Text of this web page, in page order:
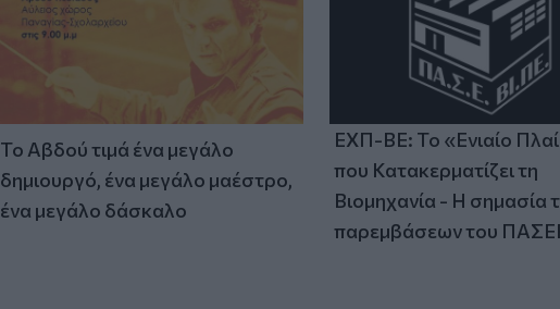
Το Αβδού τιμά ένα μεγάλο
δημιουργό, ένα μεγάλο μαέστρο,
ένα μεγάλο δάσκαλο
ΕΧΠ-ΒΕ: Το «Ενιαίο
που Κατακερματίζει τη
Βιομηχανία - Η σημασία
παρεμβάσεων του